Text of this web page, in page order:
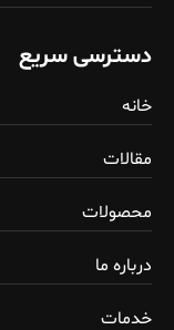
دسترسی سریع
خانه
مقالات
محصولات
درباره ما
خدمات